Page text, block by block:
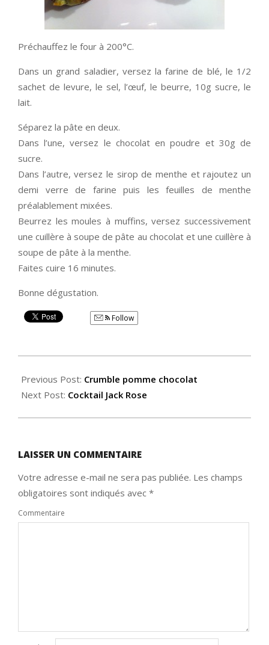
Préchauffez le four à 200°C.
Dans un grand saladier, versez la farine de blé, le 1/2
sachet de levure, le sel, l’œuf, le beurre, 10g sucre, le
lait.
Séparez la pâte en deux.
Dans l’une, versez le chocolat en poudre et 30g de
sucre.
Dans l’autre, versez le sirop de menthe et rajoutez un
demi verre de farine puis les feuilles de menthe
préalablement mixées.
Beurrez les moules à muffins, versez successivement
une cuillère à soupe de pâte au chocolat et une cuillère à
soupe de pâte à la menthe.
Faites cuire 16 minutes.
Bonne dégustation.
Follow
10-
17
Previous Post: Crumble pomme chocolat
Next Post: Cocktail Jack Rose
LAISSER UN COMMENTAIRE
Votre adresse e-mail ne sera pas publiée. Les champs
obligatoires sont indiqués avec *
Commentaire